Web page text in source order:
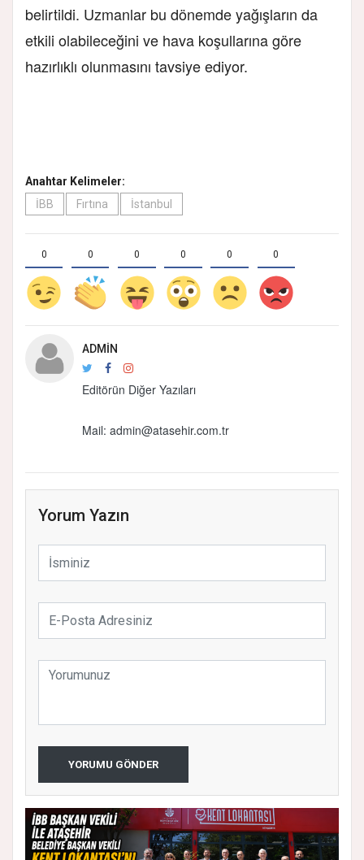
belirtildi. Uzmanlar bu dönemde yağışların da
etkili olabileceğini ve hava koşullarına göre
hazırlıklı olunmasını tavsiye ediyor.
Anahtar Kelimeler:
İBB
Fırtına İstanbul
0 0 0 0 0 0
ADMIN
Editörün Diğer Yazıları
Mail: admin@atasehir.com.tr
Yorum Yazın
YORUMU GÖNDER